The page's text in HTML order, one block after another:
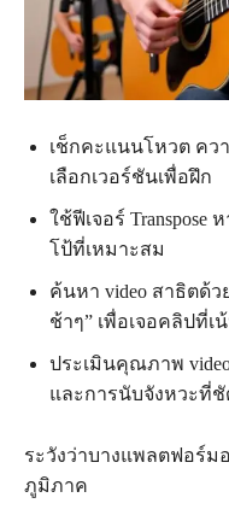
เช็กคะแนนโหวต คว
เลือกเวอร์ชันเพื่อฝึก
ใช้ฟีเจอร์
โป้ที่เหมาะสม
ค้นหา video สาธิตด้ว
ช้าๆ” เพื่อเจอคลิปที่
ประเมินคุณภาพ
และการนับจังหวะที่ชั
ระวังว่าบางแพลตฟอร์
ภูมิภาค